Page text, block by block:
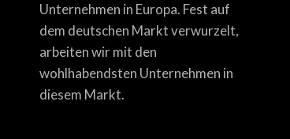
Unternehmen in Europa. Fest auf
dem deutschen Markt verwurzelt,
arbeiten wir mit den
wohlhabendsten Unternehmen in
diesem Markt.